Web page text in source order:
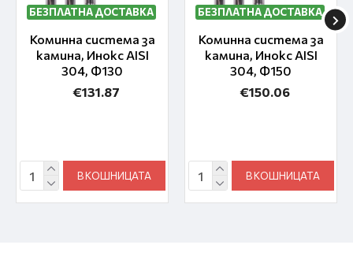
БЕЗПЛАТНА ДОСТАВКА
Коминна система за
камина, Инокс AISI
304, Ф130
€131.87
В КОШНИЦАТА
БЕЗПЛАТНА ДОСТАВКА
Коминна система за
камина, Инокс AISI
304, Ф150
€150.06
В КОШНИЦАТА